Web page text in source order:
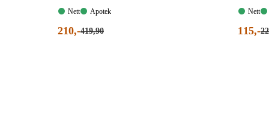
Nett:
Nett
Apotek:
Apotek
Nåværende
210,-Førpris:
419,90
Nett:
Nett
115,-